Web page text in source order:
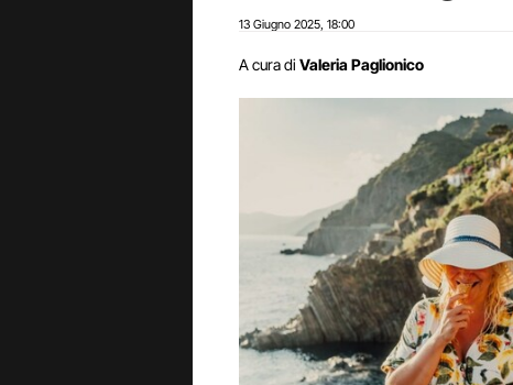
13 Giugno 2025 18:00
A cura di Valeria Paglionico